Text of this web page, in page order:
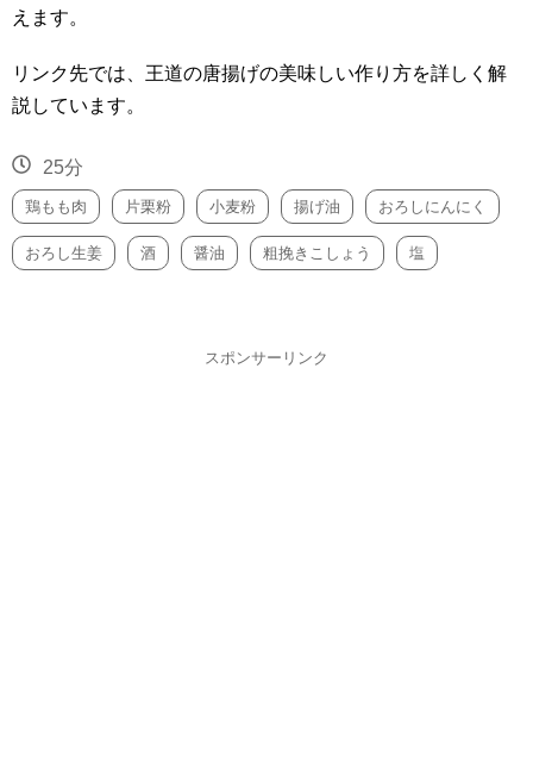
えます。
リンク先では、王道の唐揚げの美味しい作り方を詳しく解
説しています。
25分
鶏もも肉 片栗粉 小麦粉 揚げ油 おろしにんにく
おろし生姜 酒 醤油 粗挽きこしょう 塩
スポンサーリンク